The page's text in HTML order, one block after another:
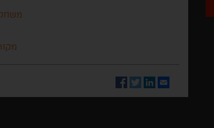
Email
LinkedIn
Twitter
Facebook